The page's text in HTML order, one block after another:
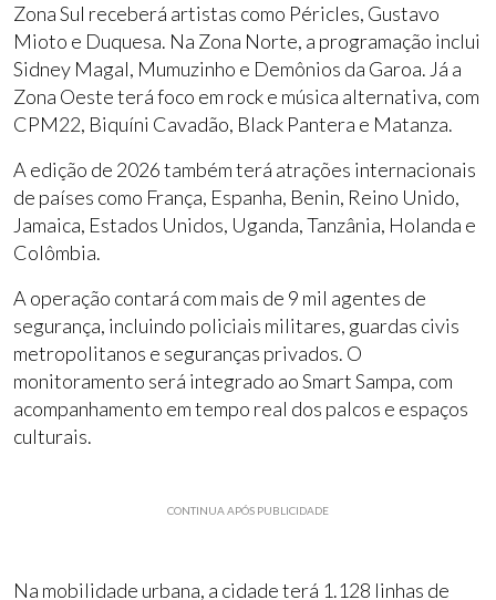
Zona Sul receberá artistas como Péricles, Gustavo
Mioto e Duquesa. Na Zona Norte, a programação inclui
Sidney Magal, Mumuzinho e Demônios da Garoa. Já a
Zona Oeste terá foco em rock e música alternativa, com
CPM22, Biquíni Cavadão, Black Pantera e Matanza.
A edição de 2026 também terá atrações internacionais
de países como França, Espanha, Benin, Reino Unido,
Jamaica, Estados Unidos, Uganda, Tanzânia, Holanda e
Colômbia.
A operação contará com mais de 9 mil agentes de
segurança, incluindo policiais militares, guardas civis
metropolitanos e seguranças privados. O
monitoramento será integrado ao Smart Sampa, com
acompanhamento em tempo real dos palcos e espaços
culturais.
CONTINUA APÓS PUBLICIDADE
Na mobilidade urbana, a cidade terá 1.128 linhas de